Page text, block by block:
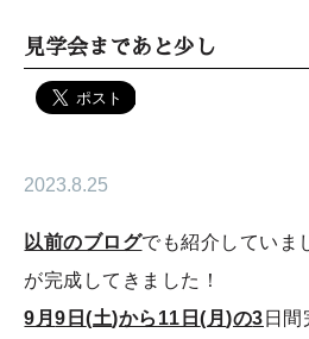
見学会まであと少し
2023.8.25
以前のブログでも紹介していま
が完成してきました！
9 月9 日(土)から 11 日( 月)の3 日間